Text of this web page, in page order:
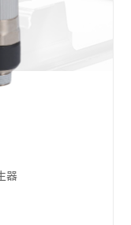
器